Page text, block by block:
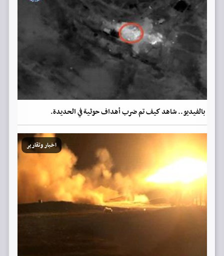
بالفيديو.. شاهد كيف تم ضرب أهداف حوثية في الحديدة.
اخبار وتقارير